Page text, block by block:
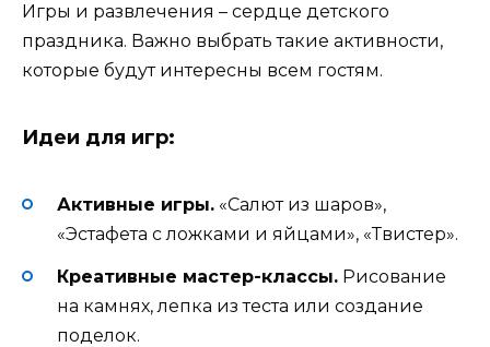
Игры и развлечения – сердце детского
праздника. Важно выбрать такие активности,
которые будут интересны всем гостям.
Идеи для игр:
Активные игры. «Салют из шаров»,
«Эстафета с ложками и яйцами», «Твистер».
Креативные мастер-классы. Рисование
на камнях, лепка из теста или создание
поделок.